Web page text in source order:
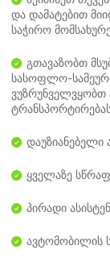
და დამატებით
საჭირო
გთავაზობთ
სასოფლო-
ვუზრუნველვყობთ
ყველაზე
პირადი
ავტომობილის